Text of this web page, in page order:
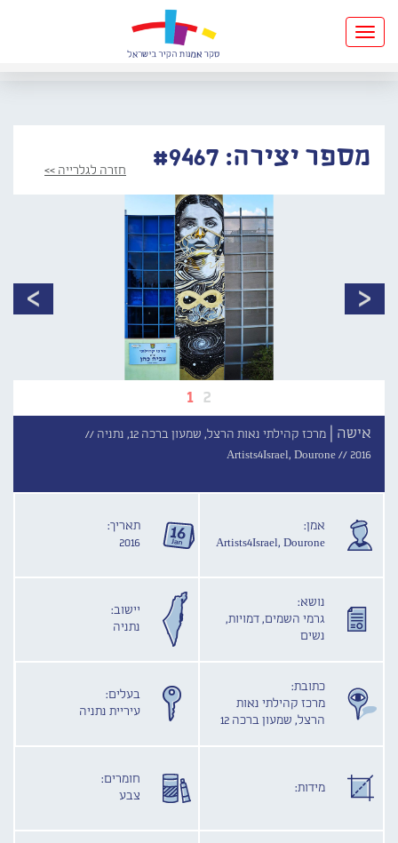
Toggle
navigation
מספר יצירה: #9467 חזרה לגלרייה >>
1 2
אישה | מרכז קהילתי נאות הרצל, שמעון ברכה 12, נתניה //
Artists4Israel, Dourone // 2016
אמן:
Artists4Israel, Dourone
תאריך:
2016
נושא:
גרמי השמים, דמויות,
נשים
יישוב:
נתניה
כתובת:
מרכז קהילתי נאות
הרצל, שמעון ברכה 12
בעלים:
עיריית נתניה
מידות:
חומרים:
צבע